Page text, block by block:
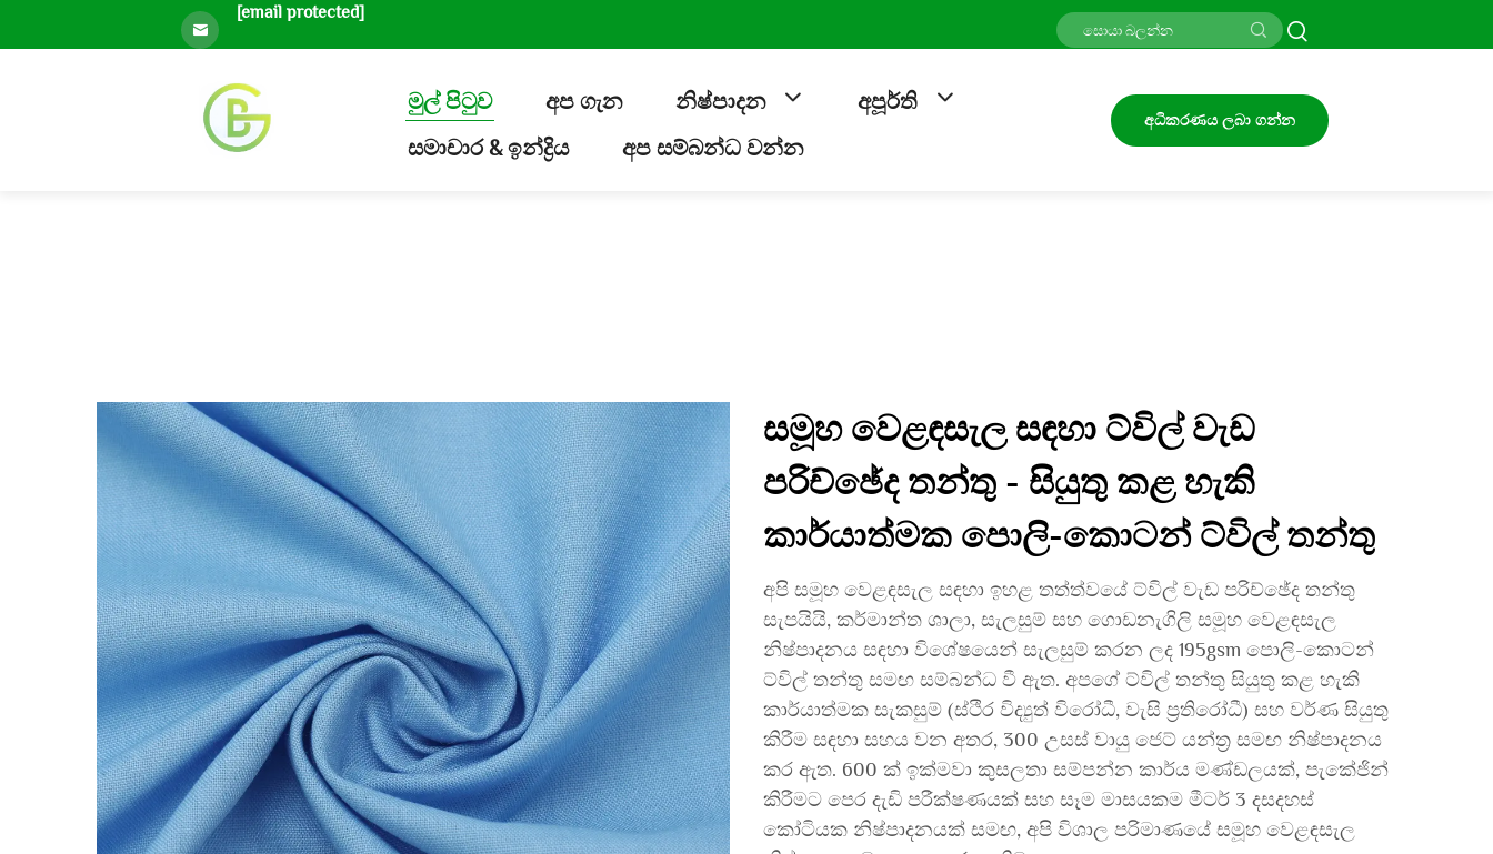
[email protected]
මුල් පිටුව අප ගැන නිෂ්පාදන
අපූර්ති
සමාචාර & ඉන්ද්‍රිය
අප සම්බන්ධ වන්න
අධිකරණය ලබා ගන්න
සමූහ වෙළඳසැල සඳහා ට්විල් වැඩ
පරිච්ඡේද තන්තු - සියුතු කළ හැකි
කාර්යාත්මක පොලි-කොටන් ට්විල් තන්තු
අපි සමූහ වෙළඳසැල සඳහා ඉහළ තත්ත්වයේ ට්විල් වැඩ පරිච්ඡේද තන්තු
සැපයියි, කර්මාන්ත ශාලා, සැලසුම් සහ ගොඩනැගිලි සමූහ වෙළඳසැල
නිෂ්පාදනය සඳහා විශේෂයෙන් සැලසුම් කරන ලද 195gsm පොලි-කොටන්
ට්විල් තන්තු සමඟ සම්බන්ධ වී ඇත. අපගේ ට්විල් තන්තු සියුතු කළ හැකි
කාර්යාත්මක සැකසුම් (ස්ථිර විද්‍යුත් විරෝධී, වැසි ප්‍රතිරෝධී) සහ වර්ණ සියුතු
කිරීම සඳහා සහය වන අතර, 300 උසස් වායු ජෙට් යන්ත්‍ර සමඟ නිෂ්පාදනය
කර ඇත. 600 ක් ඉක්මවා කුසලතා සම්පන්න කාර්ය මණ්ඩලයක්, පැකේජින්
කිරීමට පෙර දැඩි පරීක්ෂණයක් සහ සෑම මාසයකම මීටර් 3 දසදහස්
කෝටියක නිෂ්පාදනයක් සමඟ, අපි විශාල පරිමාණයේ සමූහ වෙළඳසැල